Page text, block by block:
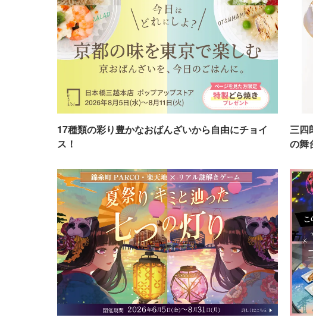
17種類の彩り豊かなおばんざいから自由にチョイ
ス！
三四
の舞